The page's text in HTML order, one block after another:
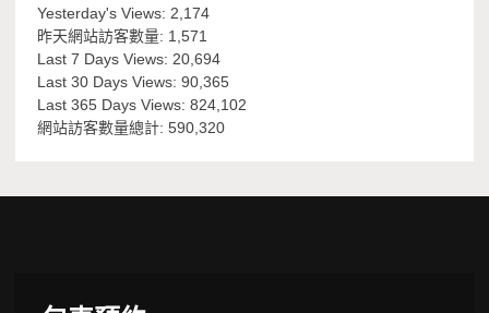
Yesterday's Views: 2,174
昨天網站訪客數量: 1,571
Last 7 Days Views: 20,694
Last 30 Days Views:90,365
Last 365 Days Views:824,102
網站訪客數量總計:590,320